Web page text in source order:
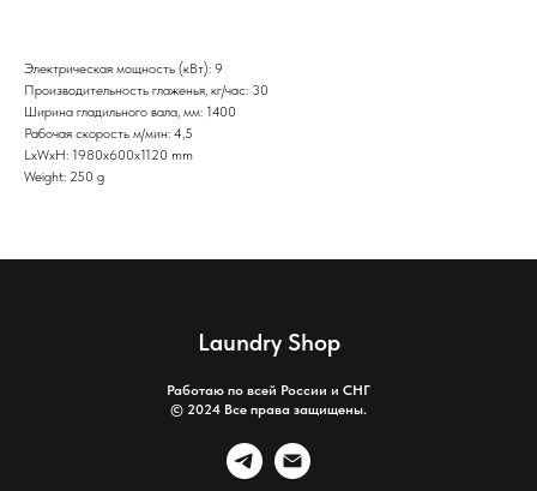
Электрическая мощность (кВт): 9
Производительность глаженья, кг/час: 30
Ширина гладильного вала, мм: 1400
Рабочая скорость м/мин: 4,5
LxWxH: 1980x600x1120 mm
Weight: 250 g
Laundry Shop
Работаю по всей России и СНГ
© 2024 Все права защищены.